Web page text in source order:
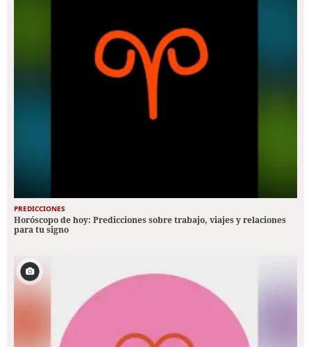
PREDICCIONES
Horóscopo de hoy: Predicciones sobre trabajo, viajes y relaciones
para tu signo